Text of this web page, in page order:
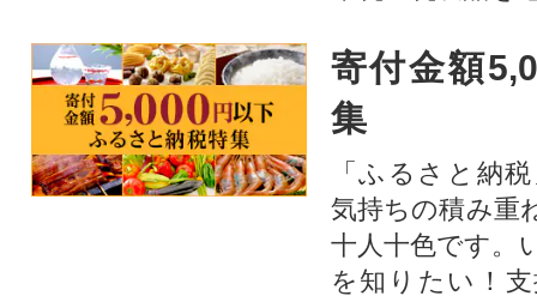
寄付金額
集
「ふるさと納
気持ちの積み重
十人十色です。
を知りたい！